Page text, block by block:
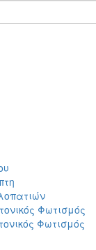
Φωτισμός
Φωτισμός